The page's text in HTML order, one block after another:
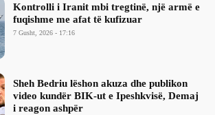
Kontrolli i Iranit mbi tregtinë, një armë e
fuqishme me afat të kufizuar
7 Gusht, 2026 - 17:16
Sheh Bedriu lëshon akuza dhe publikon
video kundër BIK-ut e Ipeshkvisë, Demaj
i reagon ashpër